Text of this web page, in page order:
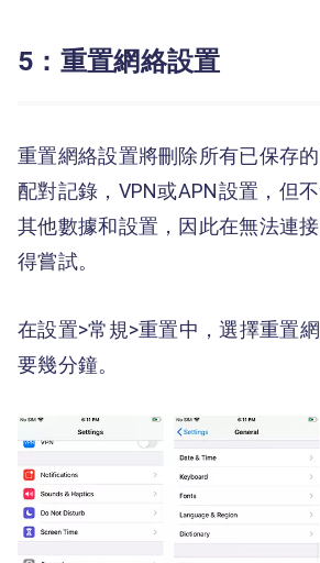
5：重置網絡設置
重置網絡設置將刪除所有已保存
配對記錄，VPN或APN設置，但
其他數據和設置，因此在無法連
得嘗試。
在設置>常規>重置中，選擇重置
要幾分鐘。